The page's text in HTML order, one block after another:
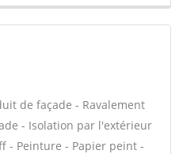
de façade - Ravalement
- Isolation par l'extérieur
- Peinture - Papier peint -